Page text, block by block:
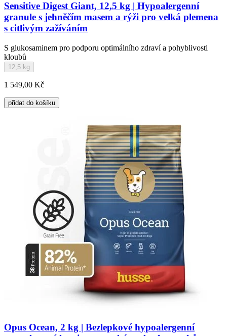
Sensitive Digest Giant, 12,5 kg | Hypoalergenní
granule s jehněčím masem a rýži pro velká plemena
s citlivým zažíváním
S glukosaminem pro podporu optimálního zdraví a pohyblivosti
kloubů
12,5 kg
1 549,00 Kč
přidat do košíku
Opus Ocean, 2 kg | Bezlepkové hypoalergenní